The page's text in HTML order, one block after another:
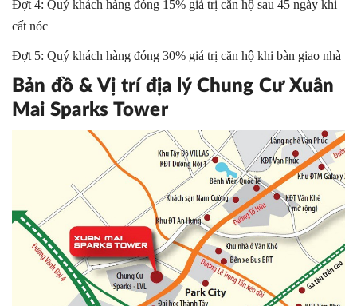
Đợt 4: Quý khách hàng đóng 15% giá trị căn hộ sau 45 ngày khi
cất nóc
Đợt 5: Quý khách hàng đóng 30% giá trị căn hộ khi bàn giao nhà
Bản đồ & Vị trí địa lý Chung Cư Xuân
Mai Sparks Tower